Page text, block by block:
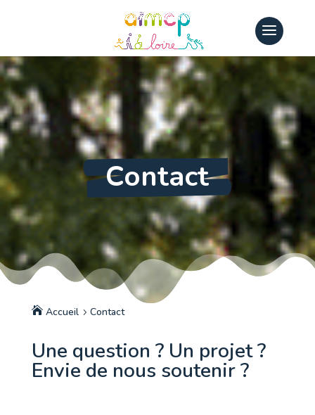
Contact
Accueil Contact
Une question ? Un projet ?
Envie de nous soutenir ?